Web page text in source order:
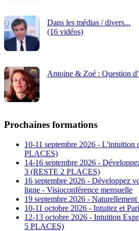
Dans les médias / divers...
(16 vidéos)
Antoine & Zoé : Question
Prochaines formations
10-11 septembre 2026 - L'intuition
PLACES)
14-16 septembre 2026 -
3 (RESTE 2 PLACES)
16 septembre 2026 - Développez
ligne - Visioconférence mensuelle
19 septembre 2026 -
10-11 octobre 2026 - Intuitez et
12-13 octobre 2026 - Intuition
5 PLACES)